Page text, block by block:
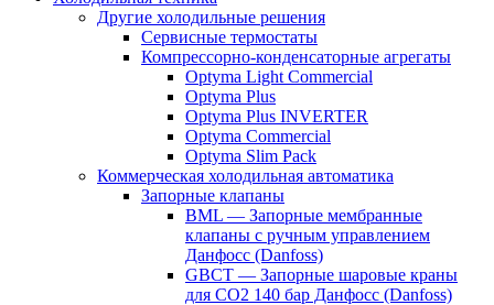
Другие холодильные решения
Сервисные термостаты
Компрессорно-конденсаторные агрегаты
Optyma Light Commercial
Optyma Plus
Optyma Plus INVERTER
Optyma Commercial
Optyma Slim Pack
Коммерческая холодильная автоматика
Запорные клапаны
BML — Запорные мембранные
клапаны с ручным управлением
Данфосс (Danfoss)
GBCT — Запорные шаровые краны
для CO2 140 бар Данфосс (Danfoss)